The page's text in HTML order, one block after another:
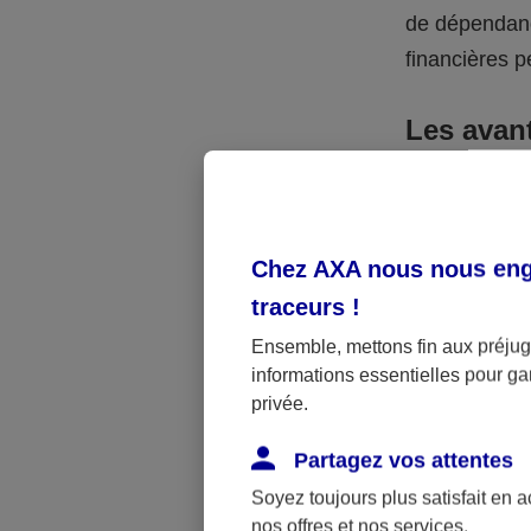
de
financières
Les
rend
payer de
Par exemple :
865 €. Avec
donation
Chez AXA nous nous
traceurs !
Ensemble, mettons fin aux
informations essentielles pour
privée.
Partagez vos attentes
Soyez toujours plus satisfait en
nos offres et nos services.